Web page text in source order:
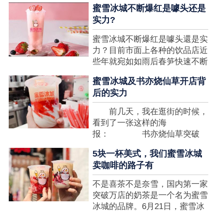
想要排长队，为的便是那一杯令
人挂念的蜜雪冰城。顾客喜爱的
商品，投资者为什么会看不见在
其中的创业商机呢?许多投资者
都会了解我开一家蜜雪冰城要多
少钱?....
蜜雪冰城不断爆红是噱头还是
实力?
蜜雪冰城不断爆红是噱头還是实
力？目前市面上各种的饮品店近
些年就宛如如雨后春笋快速不断
有运营不小心便会被取代，由于
受年青人的喜爱，再加全国人民
的经济发展水准提升，奶茶饮品
行业发展趋势快速，因此 这一
制造行业有着十分....
蜜雪冰城及书亦烧仙草开店背
后的实力
前几天，我在逛街的时候，
看到了一张这样的海
报： 书亦烧仙草突破
了，这个连名字都没怎么听过的
奶茶店，怎么就悄咪咪地开了这
么多家了？ 也许大家对
5000 家店是什么量级没什么概
念，我来给对....
5块一杯美式，我们蜜雪冰城
卖咖啡的路子有
不是喜茶不是奈雪，国内第一家
突破万店的奶茶是一个名为蜜雪
冰城的品牌。6月21日，蜜雪冰